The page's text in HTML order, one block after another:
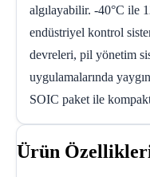
algılayabilir. -40°C ile
endüstriyel kontrol
devreleri, pil yönetim
uygulamalarında
SOIC paket ile
Ürün